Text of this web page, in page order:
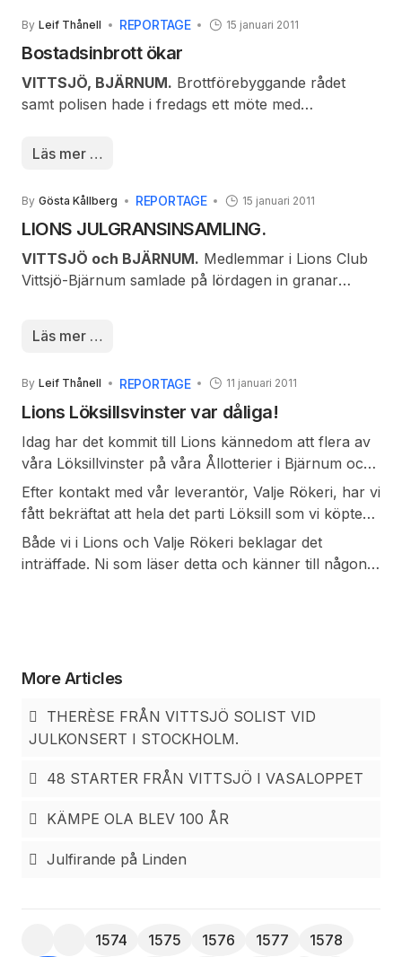
Bjärnums Folkets Park. Syftet för kvällen var främst
det kommande året 2011.
By Leif Thånell REPORTAGE 15 januari 2011
Bostadsinbrott ökar
VITTSJÖ, BJÄRNUM. Brottförebyggande rådet
samt polisen hade i fredags ett möte med
runt om i kommunen under framförallt dagtid.
man vill är att fler än poliserna skall kunna se och
uppmärksamma avvikande beteende ute i
bostadsområdena. Under 2010 har bostadsinbrotten
ökat i våra delar av kommunen.
Läs mer …
By Gösta Kållberg REPORTAGE 15 januari 2011
LIONS JULGRANSINSAMLING.
VITTSJÖ och BJÄRNUM. Medlemmar i Lions Club
Vittsjö-Bjärnum samlade på lördagen in granar
Granarna förvandlas till bränsle och värmer våra
goda gärningen. Lions förstärker sin kassa att
fördela bland de olika behov vi strävar efter att
gärningen. Det blev ett sextiotal insamlade granar,
vilket är något mindre än tidigare år.
Läs mer …
By Leif Thånell REPORTAGE 11 januari 2011
Lions Löksillsvinster var dåliga!
Idag har det kommit till Lions kännedom att flera av
våra Löksillvinster på våra Ållotterier i Bjärnum och
Vittsjö under julhelgen inte var ätbara.
Efter kontakt med vår leverantör, Valje Rökeri, har vi
fått bekräftat att hela det parti Löksill som vi köpte
som vinster troligen var av dålig kvalitét. Rökeriet
hade från en underlevrantör erhållit sill som legat i
Både vi i Lions och Valje Rökeri beklagar det
inträffade. Ni som läser detta och känner till någon
More Articles
THERÈSE FRÅN VITTSJÖ SOLIST VID
JULKONSERT I STOCKHOLM.
48 STARTER FRÅN VITTSJÖ I VASALOPPET
KÄMPE OLA BLEV 100 ÅR
Julfirande på Linden
1574 1575 1576 1577 1578